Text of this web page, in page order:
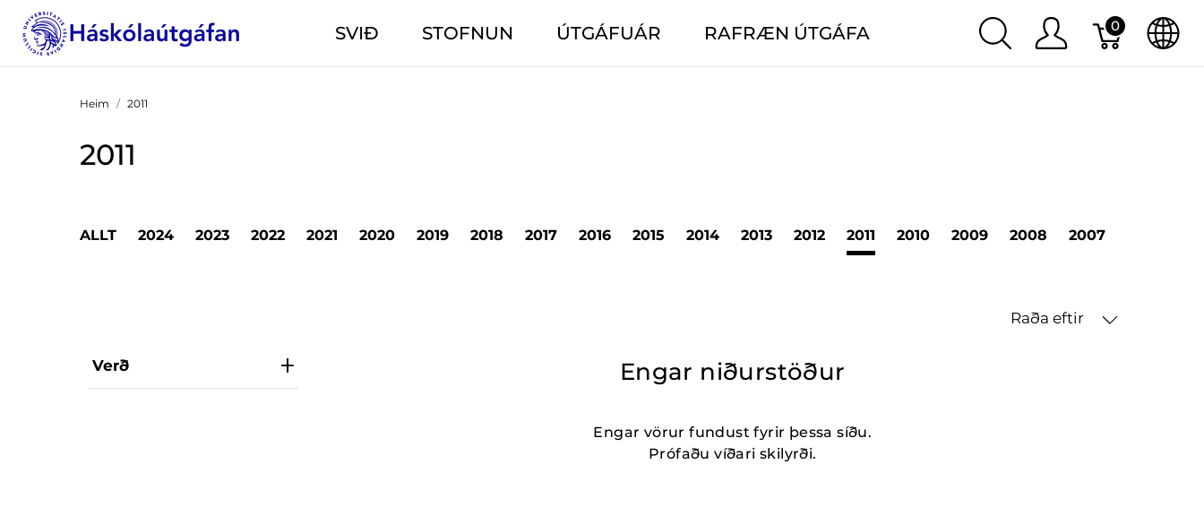
SVIÐ STOFNUN ÚTGÁFUÁR RAFRÆN ÚTGÁFA 0
Heim 2011
2011
ALLT 2024 2023 2022 2021 2020 2019 2018 2017 2016 2015 2014 2013 2012 2011 2010 2009 2008 2007
Raða eftir
Verð Engar niðurstöður
Engar vörur fundust fyrir þessa síðu.
Prófaðu víðari skilyrði.